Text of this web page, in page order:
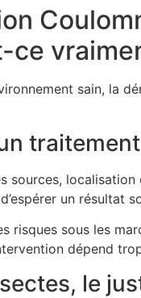
ce
sain, la
localisation
un résultat
risques sous les
dépend
le